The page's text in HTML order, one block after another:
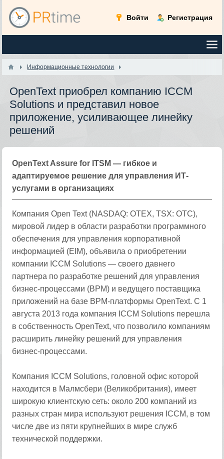
Войти Регистрация
Информационные технологии
OpenText приобрел компанию ICCM
Solutions и представил новое
приложение, усиливающее линейку
решений
OpenText Assure for ITSM — гибкое и
адаптируемое решение для управления ИТ-
услугами в организациях
Компания Open Text (NASDAQ: OTEX, TSX: OTC),
мировой лидер в области разработки программного
обеспечения для управления корпоративной
информацией (EIM), объявила о приобретении
компании ICCM Solutions — своего давнего
партнера по разработке решений для управления
бизнес-процессами (BPM) и ведущего поставщика
приложений на базе BPM-платформы OpenText. С 1
августа 2013 года компания ICCM Solutions перешла
в собственность OpenText, что позволило компаниям
расширить линейку решений для управления
бизнес-процессами.
Компания ICCM Solutions, головной офис которой
находится в Малмсбери (Великобритания), имеет
широкую клиентскую сеть: около 200 компаний из
разных стран мира используют решения ICCM, в том
числе две из пяти крупнейших в мире служб
технической поддержки.